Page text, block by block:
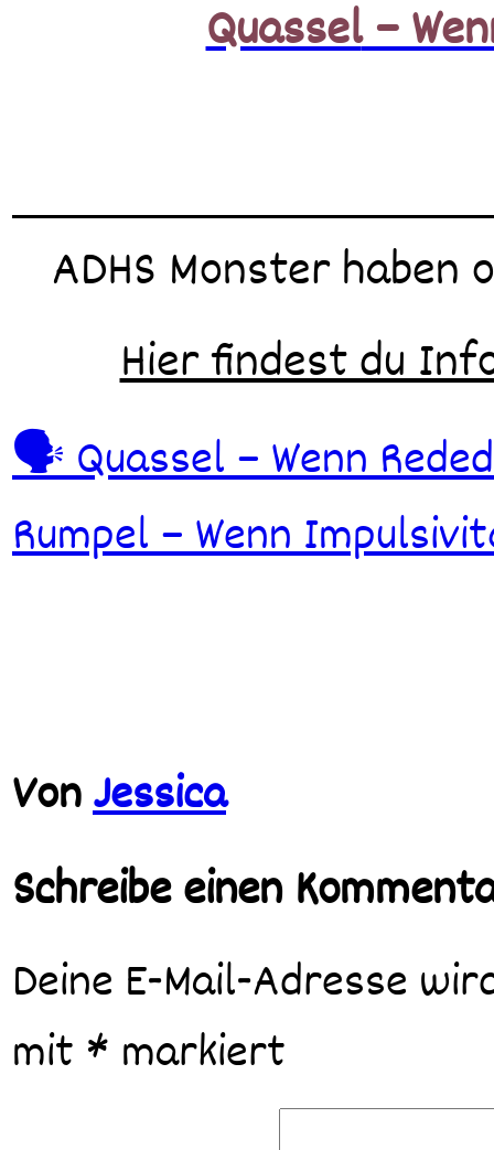
Quassel–
ADHS Monster
Hier findest du
Beitragsnavigation
🗣️ Quassel – Wenn
Rumpel – Wenn
VonJessica
Schreibe einen
Deine E-Mail-Adresse
mit * markiert